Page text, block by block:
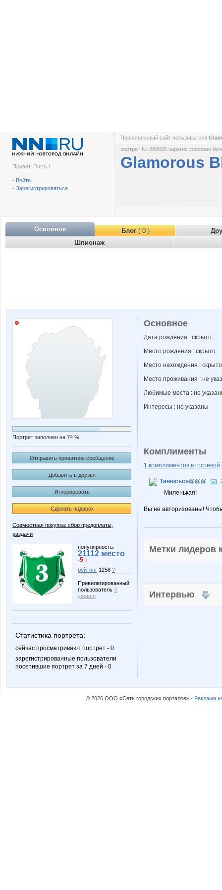
Привет, Гость !
- Войти
- Зарегистрироваться
Персональный сайт пользователя
портрет № 289695 зарегистрирован
Glamorous
Основное Блог( 0 )
Шпионаж
Портрет заполнен на 74 %
Отправить приватное сообщение
Добавить в друзья
Игнорировать
Сделать подарок
Совместная покупка: сбор предоплаты,
раздачи
популярность:
21112 место
-5 ↓
рейтинг 1258 ?
Привилегированный
пользователь 3
уровня
Статистика портрета:
сейчас просматривают портрет - 0
зарегистрированные пользователи
посетившие портрет за 7 дней - 0
Основное
Дата рождения : скрыто
Место рождения : скрыто
Место нахождения : скрыто
Место проживания : не
Любимые места : не
Интересы : не указаны
Комплименты
1 комплиментов в гостевой
Танюсься@@@
Миленькая!
Вы не авторизованы!
Метки
Интервью
© 2026 ООО «Сеть городских порталов» · Реклама